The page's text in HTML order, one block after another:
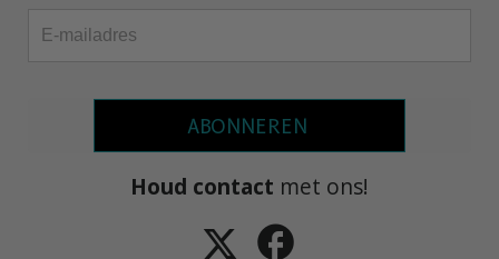
ABONNEREN
Houd contact met ons!